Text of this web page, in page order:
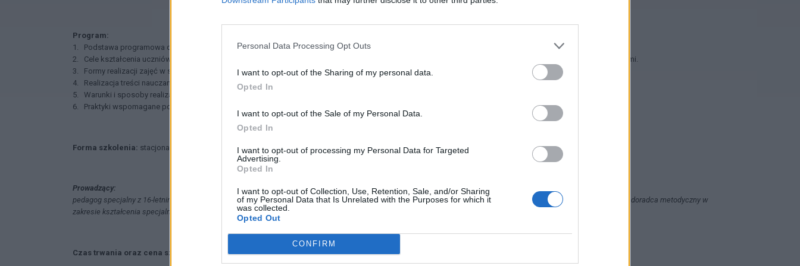
Personal Data Processing Opt Outs
I want to opt-out of the Sharing of my personal data.
Opted In
I want to opt-out of the Sale of my Personal Data.
Opted In
I want to opt-out of processing my Personal Data for Targeted
Advertising.
Opted In
I want to opt-out of Collection, Use, Retention, Sale, and/or Sharing
of my Personal Data that Is Unrelated with the Purposes for which it
was collected.
Opted Out
CONFIRM
Program:
1. Podstawa programowa dla szkół specjalnych przysposabiających do pracy – zadania szkoły.
2. Cele kształcenia uczniów z niepełnosprawnością intelektualną w stopniu umiarkowanym lub znacznym oraz dla uczniów z niepełnosprawnościami sprzężonymi.
3. Formy realizacji zajęć w szkole specjalnej przysposabiającej do pracy.
4. Realizacja treści nauczania – rozwiązania praktyczne.
5. Warunki i sposoby realizacji podstawy programowej dla szkół specjalnychprzysposabiających do pracy.
6. Praktyki wspomagane poza szkołą -rozwiązania praktyczne.
Forma szkolenia: stacjonarne lub zdalne
Prowadzący:
pedagog specjalny z 16-letnim doświadczeniem zawodowym, oligofrenopedagog, terapeuta pedagogiczny i TUS, terapeuta integracji sensorycznej, terapeuta ręki, trener, doradca metodyczny w
zakresie kształcenia specjalnego.
Czas trwania oraz cena szkolenia uzgadniane są indywidualnie z klientem.